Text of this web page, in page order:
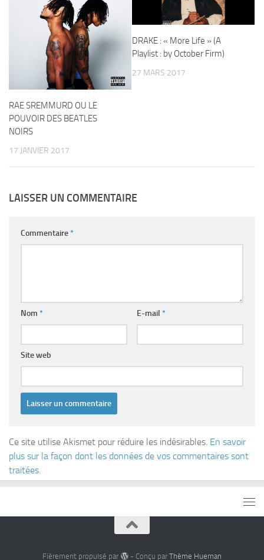
RAE SREMMURD OU LE
POUVOIR DES BEATLES
NOIRS
17 JANVIER 2017
DRAKE : « More Life » (A
Playlist : by October Firm)
27 MARS 2017
LAISSER UN COMMENTAIRE
Commentaire*
Nom * E-mail *
Site web
Ce site utilise Akismet pour réduire les indésirables. En savoir
plus sur la façon dont les données de vos commentaires sont
traitées.
Fièrement propulsé par - Conçu par Thème Hueman